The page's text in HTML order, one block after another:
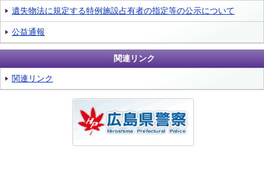
遺失物法に規定する特例施設占有者の指定等の公示について
公益通報
関連リンク
関連リンク